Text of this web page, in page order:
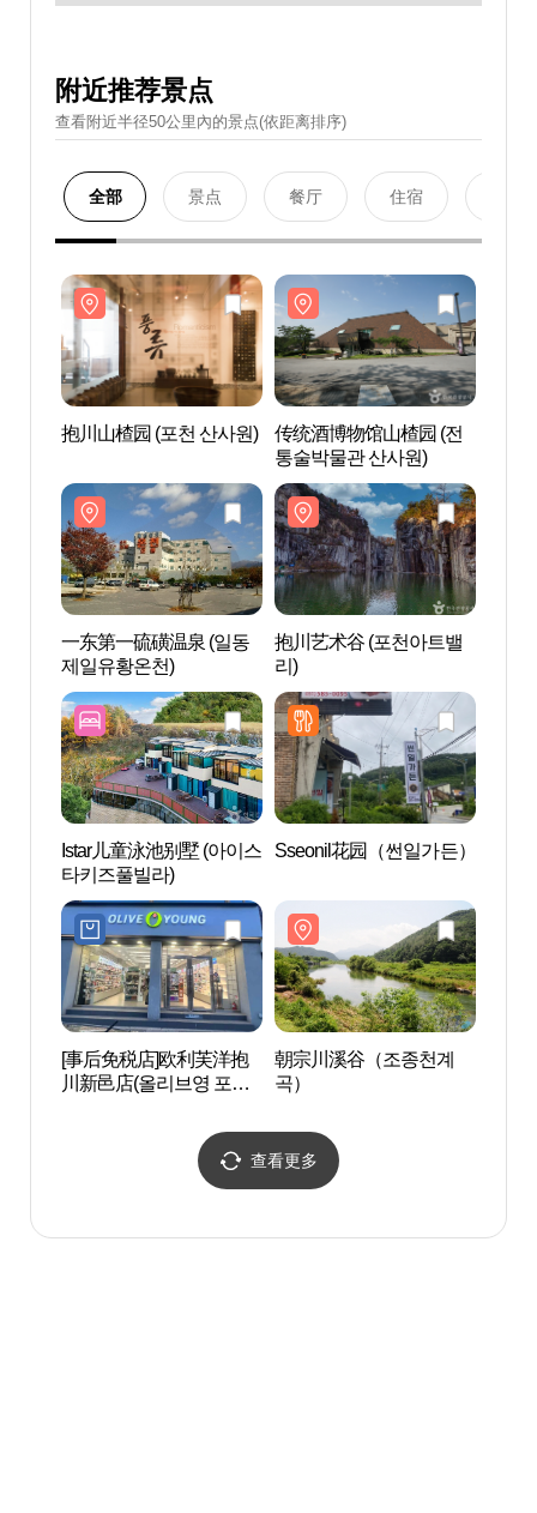
附近推荐景点
查看附近半径50公里內的景点(依距离排序)
全部 景点 餐厅 住宿
抱川山楂园 (포천 산사원)
传统酒博物馆山楂园 (전
통술박물관 산사원)
一东第一硫磺温泉 (일동
제일유황온천)
抱川艺术谷 (포천아트밸
리)
Istar儿童泳池别墅 (아이스
타키즈풀빌라)
Sseonil花园（썬일가든）
[事后免税店]欧利芙洋抱
川新邑店(올리브영 포천
朝宗川溪谷（조종천계
곡）
查看更多